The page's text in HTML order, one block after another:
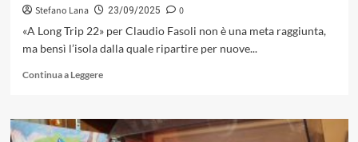
Stefano Lana 23/09/2025
0
«A Long Trip 22» per Claudio Fasoli non è una meta raggiunta,
ma bensì l’isola dalla quale ripartire per nuove...
Continua a LeggereLeggi
su
«A